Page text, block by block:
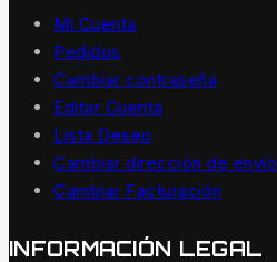
Mi Cuenta
Pedidos
Cambiar contraseña
Editar Cuenta
Lista Deseo
Cambiar dirección de envío
Cambiar Facturación
INFORMACIÓN LEGAL